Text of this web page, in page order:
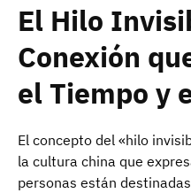
El Hilo
Conexión
el Tiempo y
El concepto del «hilo
la cultura china que
personas están